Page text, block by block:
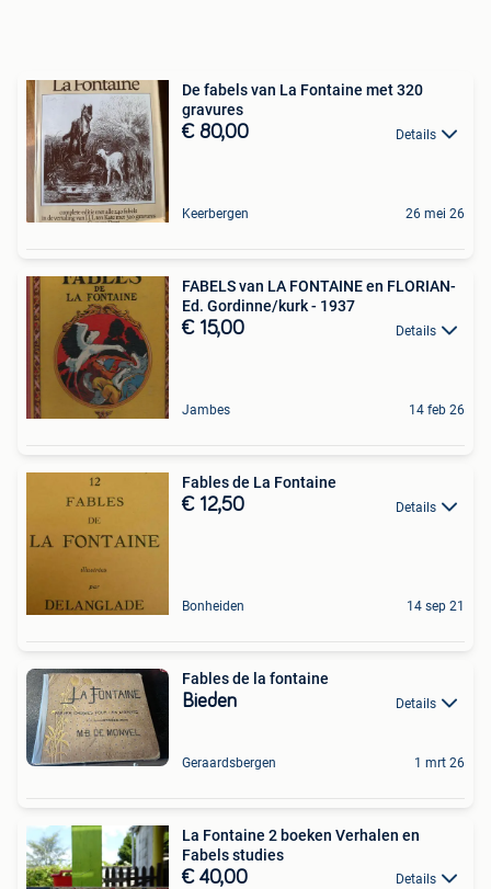
De fabels van La Fontaine met 320
gravures
€ 80,00 Details
Keerbergen 26 mei 26
FABELS van LA FONTAINE en FLORIAN-
Ed. Gordinne/kurk - 1937
€ 15,00 Details
Jambes 14 feb 26
Fables de La Fontaine
€ 12,50 Details
Bonheiden 14 sep 21
Fables de la fontaine
Bieden Details
Geraardsbergen 1 mrt 26
La Fontaine 2 boeken Verhalen en
Fabels studies
€ 40,00 Details